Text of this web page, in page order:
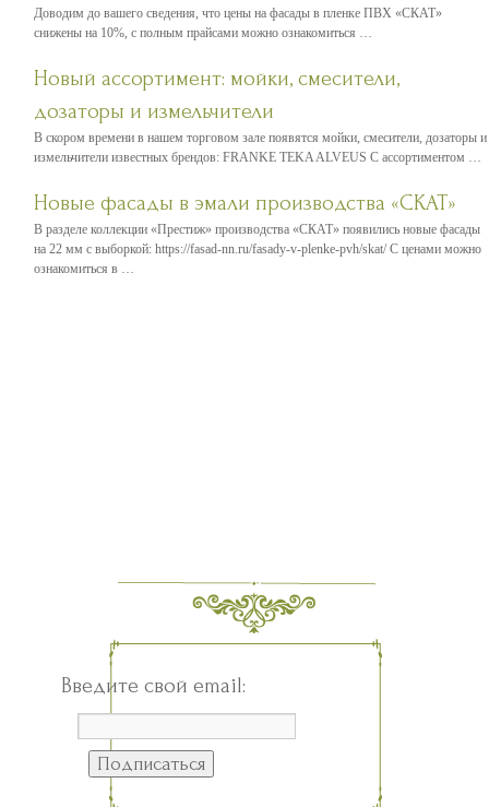
Доводим до вашего сведения, что цены на фасады в пленке ПВХ «СКАТ»
снижены на 10%, с полным прайсами можно ознакомиться …
Новый ассортимент: мойки, смесители,
дозаторы и измельчители
В скором времени в нашем торговом зале появятся мойки, смесители, дозаторы и
измельчители известных брендов: FRANKE TEKA ALVEUS С ассортиментом …
Новые фасады в эмали производства «СКАТ»
В разделе коллекции «Престиж» производства «СКАТ» появились новые фасады
на 22 мм с выборкой: https://fasad-nn.ru/fasady-v-plenke-pvh/skat/ С ценами можно
ознакомиться в …
Введите свой email: